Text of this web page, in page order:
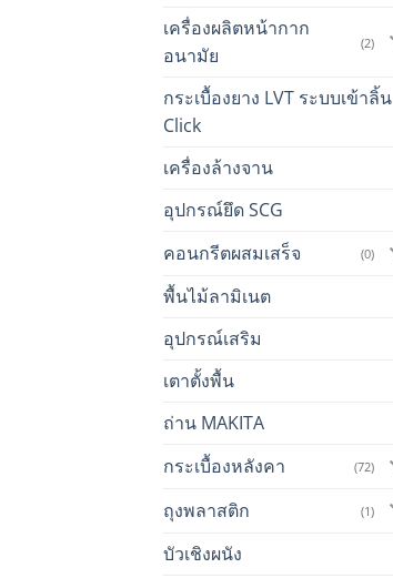
เครื่องผลิตหน้ากาก
อนามัย
(2)
กระเบื้องยาง LVT ระบบเข้าลิ้น
Click
เครื่องล้างจาน
อุปกรณ์ยึด SCG
คอนกรีตผสมเสร็จ (0)
พื้นไม้ลามิเนต
อุปกรณ์เสริม
เตาตั้งพื้น
ถ่าน MAKITA
กระเบื้องหลังคา (72)
ถุงพลาสติก (1)
บัวเชิงผนัง